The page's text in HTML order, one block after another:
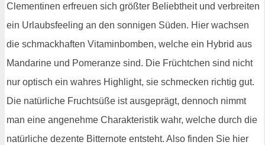
Clementinen erfreuen sich größter Beliebtheit und verbreiten
ein Urlaubsfeeling an den sonnigen Süden. Hier wachsen
die schmackhaften Vitaminbomben, welche ein Hybrid aus
Mandarine und Pomeranze sind. Die Früchtchen sind nicht
nur optisch ein wahres Highlight, sie schmecken richtig gut.
Die natürliche Fruchtsüße ist ausgeprägt, dennoch nimmt
man eine angenehme Charakteristik wahr, welche durch die
natürliche dezente Bitternote entsteht. Also finden Sie hier